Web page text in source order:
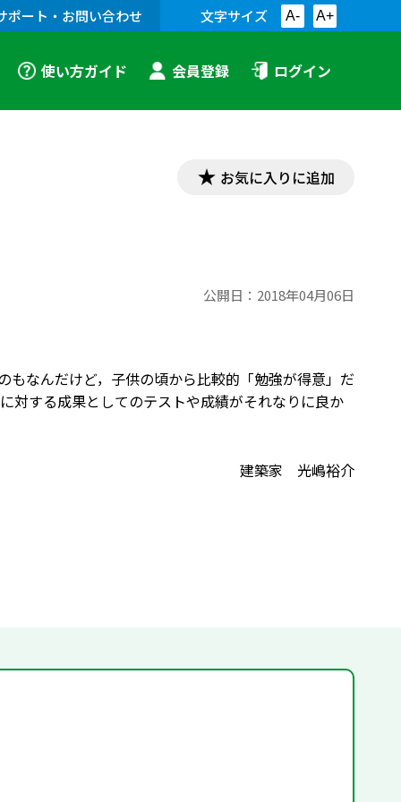
ポート・お問い合わせ 文字サイズ A- A+
使い方ガイド 会員登録 ログイン
お気に入りに追加
公開日： 2018年04月06日
なんだけど，子供の頃から比較的「勉強が得意」だ
対する成果としてのテストや成績がそれなりに良か
建築家 光嶋裕介